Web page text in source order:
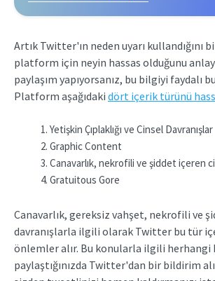
Artık Twitter'ın neden uyarı kullandığını
platform için neyin hassas olduğunu
paylaşım yapıyorsanız, bu bilgiyi faydalı
Platform aşağıdaki dört içerik türünü
Yetişkin Çıplaklığı ve Cinsel Davranışlar
Graphic Content
Canavarlık, nekrofili ve şiddet içeren
Gratuitous Gore
Canavarlık, gereksiz vahşet, nekrofili ve
davranışlarla ilgili olarak Twitter bu tür
önlemler alır. Bu konularla ilgili herhangi
paylaştığınızda Twitter'dan bir bildirim